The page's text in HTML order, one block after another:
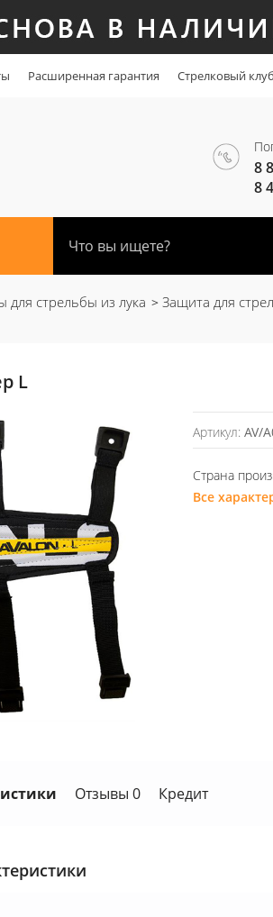
Расширенная гарантия Стрелковый клуб
8
8
для стрельбы из лука Защита для
L
Артикул:AV/
Страна
Все
Отзывы 0 Кредит